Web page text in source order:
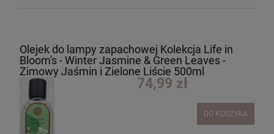
Olejek do lampy zapachowej Kolekcja Life in
Bloom's - Winter Jasmine & Green Leaves -
Zimowy Jaśmin i Zielone Liście 500ml
74,99 zł
DO KOSZYKA